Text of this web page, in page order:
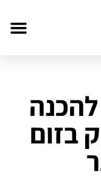
להכנה
בזום